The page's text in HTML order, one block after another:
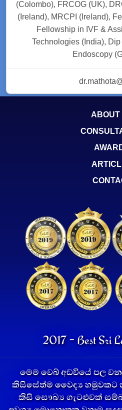
(Colombo), FRCOG (UK),
(Ireland), MRCPI (Ireland),
Fellowship in IVF &
Technologies (India),
Endoscopy
ABOUT
2017 - Best Sri
මෙම වෙබ් අඩවියේ පල
කිසිසේත්ම වෛද්‍ය හමුවකට
කිසි සෞඛ්‍ය ගැටළුවක්